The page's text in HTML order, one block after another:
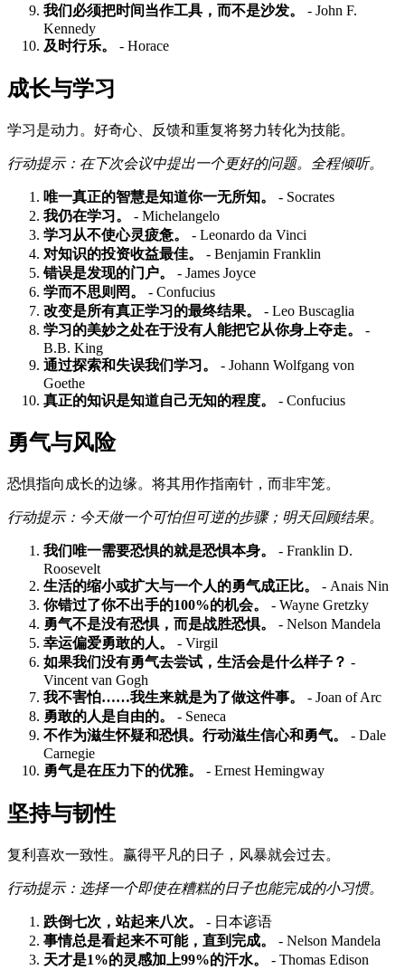
我们必须把时间当作工具，而不是沙发。
- John F.
Kennedy
及时行乐。
- Horace
成长与学习
学习是动力。好奇心、反馈和重复将努力转化为技能。
行动提示：在下次会议中提出一个更好的问题。全程倾听。
唯一真正的智慧是知道你一无所知。
- Socrates
我仍在学习。
- Michelangelo
学习从不使心灵疲惫。
- Leonardo da Vinci
对知识的投资收益最佳。
- Benjamin Franklin
错误是发现的门户。
- James Joyce
学而不思则罔。
- Confucius
改变是所有真正学习的最终结果。
- Leo Buscaglia
学习的美妙之处在于没有人能把它从你身上夺走。
-
B.B. King
通过探索和失误我们学习。
- Johann Wolfgang von
Goethe
真正的知识是知道自己无知的程度。
- Confucius
勇气与风险
恐惧指向成长的边缘。将其用作指南针，而非牢笼。
行动提示：今天做一个可怕但可逆的步骤；明天回顾结果。
我们唯一需要恐惧的就是恐惧本身。
- Franklin D.
Roosevelt
生活的缩小或扩大与一个人的勇气成正比。
- Anais Nin
你错过了你不出手的100%的机会。
- Wayne Gretzky
勇气不是没有恐惧，而是战胜恐惧。
- Nelson Mandela
幸运偏爱勇敢的人。
- Virgil
如果我们没有勇气去尝试，生活会是什么样子？ -
Vincent van Gogh
我不害怕……我生来就是为了做这件事。
- Joan of Arc
勇敢的人是自由的。
- Seneca
不作为滋生怀疑和恐惧。行动滋生信心和勇气。
- Dale
Carnegie
勇气是在压力下的优雅。
- Ernest Hemingway
坚持与韧性
复利喜欢一致性。赢得平凡的日子，风暴就会过去。
行动提示：选择一个即使在糟糕的日子也能完成的小习惯。
跌倒七次，站起来八次。
- 日本谚语
事情总是看起来不可能，直到完成。
- Nelson Mandela
天才是1%的灵感加上99%的汗水。
- Thomas Edison